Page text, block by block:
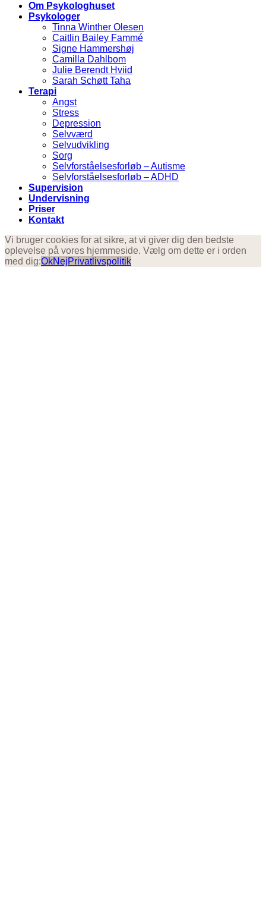
Om Psykologhuset
Psykologer
Tinna Winther Olesen
Caitlin Bailey Fammé
Signe Hammershøj
Camilla Dahlbom
Julie Berendt Hviid
Sarah Schøtt Taha
Terapi
Angst
Stress
Depression
Selvværd
Selvudvikling
Sorg
Selvforståelsesforløb – Autisme
Selvforståelsesforløb – ADHD
Supervision
Undervisning
Priser
Kontakt
Vi bruger cookies for at sikre, at vi giver dig den bedste
oplevelse på vores hjemmeside. Vælg om dette er i orden
med dig:OkNejPrivatlivspolitik